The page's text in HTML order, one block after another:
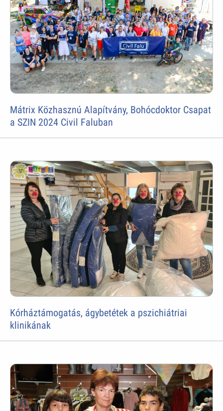
Mátrix Közhasznú Alapítvány, Bohócdoktor Csapat
a SZIN 2024 Civil Faluban
Kórháztámogatás, ágybetétek a pszichiátriai
klinikának